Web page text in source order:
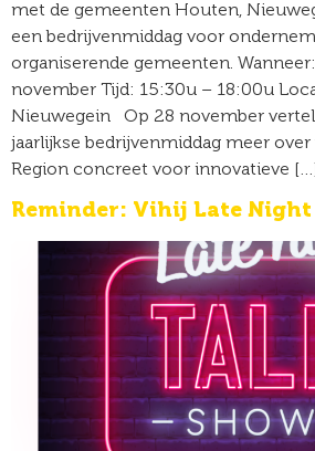
met de gemeenten Houten,
een bedrijvenmiddag voor
organiserende gemeenten.
november Tijd: 15:30u – 18:00u
Nieuwegein Op 28 november
jaarlijkse bedrijvenmiddag meer
Region concreet voor innovatieve […]
Reminder: Vihij Late Night